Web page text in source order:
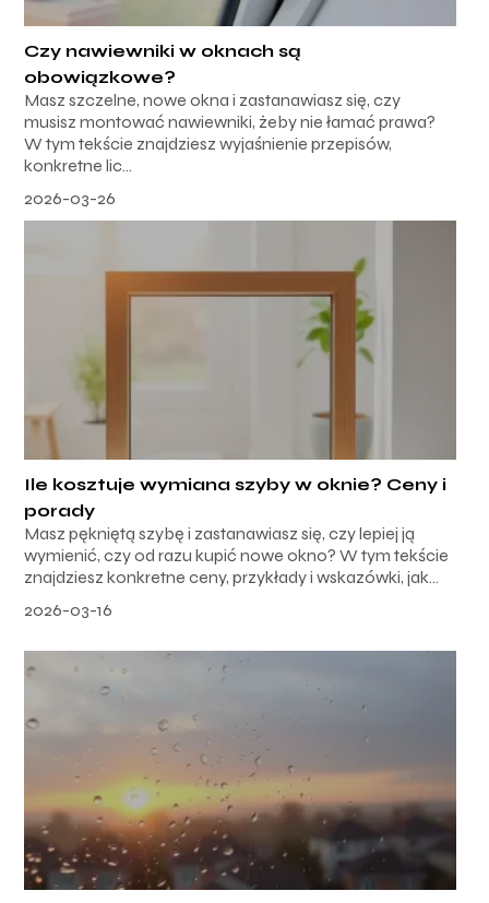
Czy nawiewniki w oknach są
obowiązkowe?
Masz szczelne, nowe okna i zastanawiasz się, czy
musisz montować nawiewniki, żeby nie łamać prawa?
W tym tekście znajdziesz wyjaśnienie przepisów,
konkretne lic...
2026-03-26
Ile kosztuje wymiana szyby w oknie? Ceny i
porady
Masz pękniętą szybę i zastanawiasz się, czy lepiej ją
wymienić, czy od razu kupić nowe okno? W tym tekście
znajdziesz konkretne ceny, przykłady i wskazówki, jak...
2026-03-16